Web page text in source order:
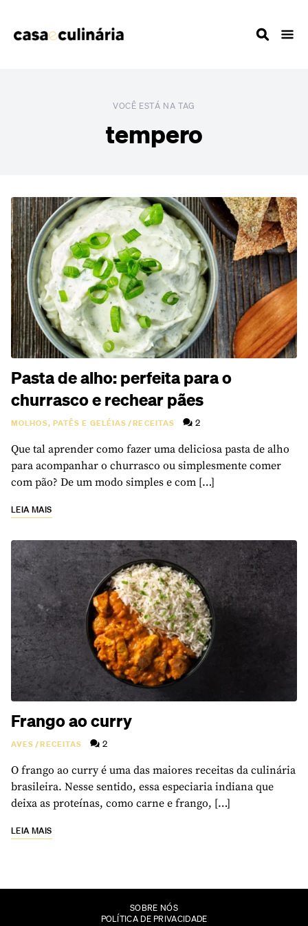
VOCÊ ESTÁ NA TAG
tempero
Pasta de alho: perfeita para o
churrasco e rechear pães
MOLHOS, PATÊS E GELÉIAS/RECEITAS 2
Que tal aprender como fazer uma deliciosa pasta de alho
para acompanhar o churrasco ou simplesmente comer
com pão? De um modo simples e com […]
LEIA MAIS
Frango ao curry
AVES/RECEITAS 2
O frango ao curry é uma das maiores receitas da culinária
brasileira. Nesse sentido, essa especiaria indiana que
deixa as proteínas, como carne e frango, […]
LEIA MAIS
SOBRE NÓS
POLÍTICA DE PRIVACIDADE